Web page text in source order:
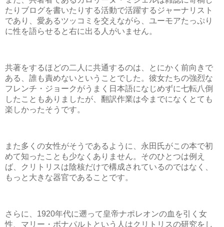
たりブログを書いたりする活動で活躍するジャーナリスト
であり、愛あるツッコミを交えながら、ユーモアたっぷり
に性を語らせると右に出る人がいません。
共著をするほどの二人に共通するのは、とにかく前向きで
ある、誰も責めないということでした。彼女たちの強烈な
フレンチ・ジョークがうまく日本語になじめずに七転八倒
したこともありましたが、翻訳作業は今までになくとても
楽しかったそうです。
また多くの女性がそうであるように、永田氏がこの本で初
めて知ったことも少なくありません。そのひとつは例え
ば、クリトリスは陰核だけで構成されているのではなく、
もっと大きな器官であることです。
さらに、1920年代に遡って皇帝ナポレオンの血を引く女
性、マリー・ボナパルトという人はクリトリスの研究をし